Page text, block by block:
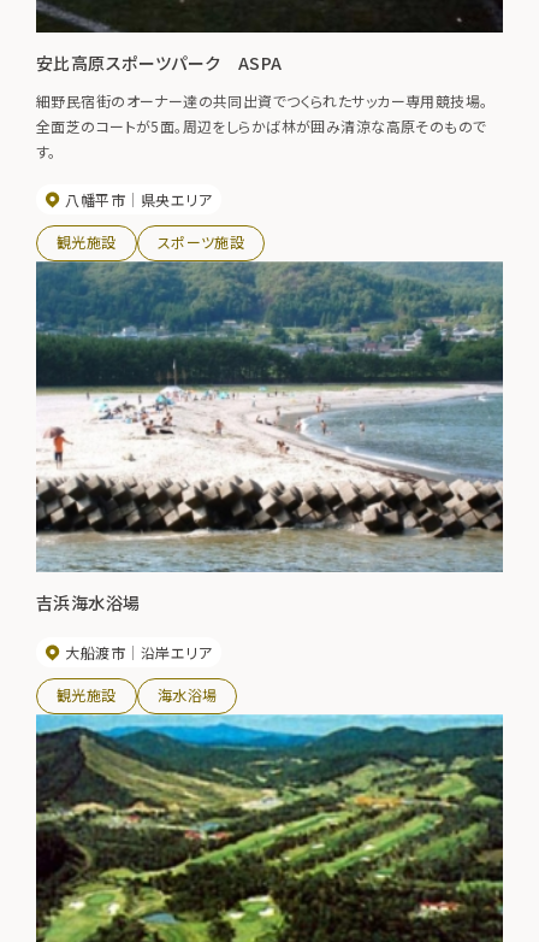
安比高原スポーツパーク ASPA
細野民宿街のオーナー達の共同出資でつくられたサッカー専用競技場。
全面芝のコートが5面。周辺をしらかば林が囲み清涼な高原そのもので
す。
八幡平市 県央エリア
観光施設 スポーツ施設
吉浜海水浴場
大船渡市 沿岸エリア
観光施設 海水浴場